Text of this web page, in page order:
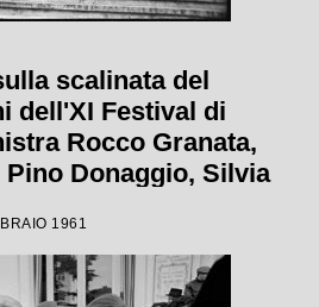
scalinata del
dell'XI Festival di
Rocco Granata,
Donaggio, Silvia
1961